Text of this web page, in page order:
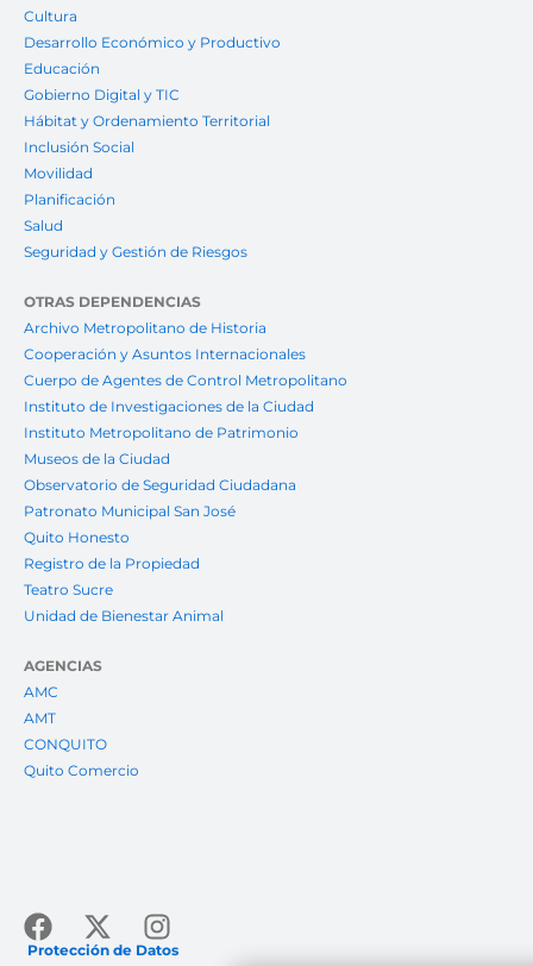
Cultura
Desarrollo Económico y Productivo
Educación
Gobierno Digital y TIC
Hábitat y Ordenamiento Territorial
Inclusión Social
Movilidad
Planificación
Salud
Seguridad y Gestión de Riesgos
OTRAS DEPENDENCIAS
Archivo Metropolitano de Historia
Cooperación y Asuntos Internacionales
Cuerpo de Agentes de Control Metropolitano
Instituto de Investigaciones de la Ciudad
Instituto Metropolitano de Patrimonio
Museos de la Ciudad
Observatorio de Seguridad Ciudadana
Patronato Municipal San José
Quito Honesto
Registro de la Propiedad
Teatro Sucre
Unidad de Bienestar Animal
AGENCIAS
AMC
AMT
CONQUITO
Quito Comercio
Protección de Datos